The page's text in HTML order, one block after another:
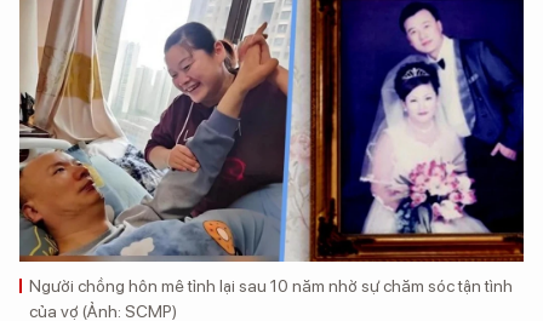
Người chồng hôn mê tỉnh lại sau 10 năm nhờ sự chăm sóc tận tình
của vợ (Ảnh: SCMP)